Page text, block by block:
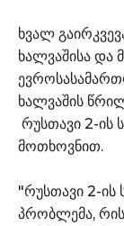
ხვალ
ხალვაშისა და
ხალვაშის
რუსთავი 2-ის
მოთხოვნით.
"რუსთავი 2-ის
პრობლემა,